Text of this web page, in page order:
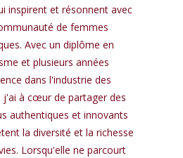
inspirent et résonnent avec
de femmes
Avec un diplôme en
et plusieurs années
dans l'industrie des
j'ai à cœur de partager des
authentiques et innovants
la diversité et la richesse
Lorsqu'elle ne parcourt